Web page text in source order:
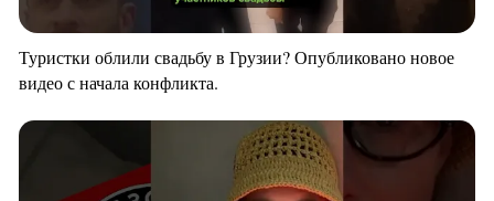
Туристки облили свадьбу в Грузии? Опубликовано новое
видео с начала конфликта.